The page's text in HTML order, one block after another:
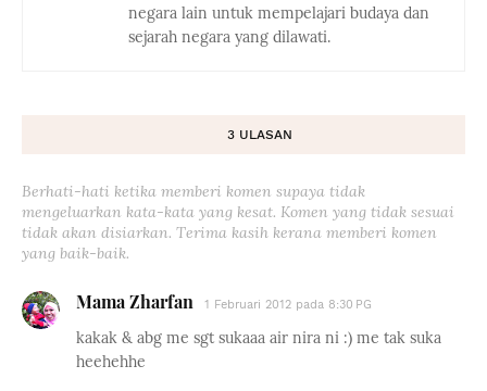
negara lain untuk mempelajari budaya dan
sejarah negara yang dilawati.
3 ULASAN
Berhati-hati ketika memberi komen supaya tidak
mengeluarkan kata-kata yang kesat. Komen yang tidak sesuai
tidak akan disiarkan. Terima kasih kerana memberi komen
yang baik-baik.
Mama Zharfan 1 Februari 2012 pada 8:30 PG
kakak & abg me sgt sukaaa air nira ni :) me tak suka
heehehhe